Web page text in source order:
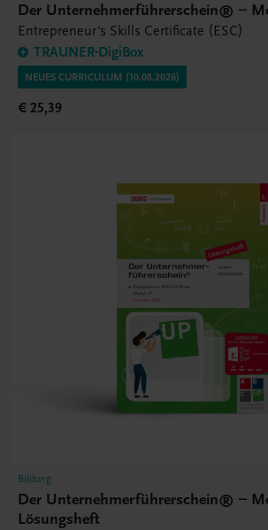
Der Unternehmerführerschein® –
Entrepreneur's Skills Certificate (ESC)
TRAUNER-DigiBox
NEUES CURRICULUM (10.08.2026)
€ 25,39
Bildung
Der Unternehmerführerschein® –
Lösungsheft